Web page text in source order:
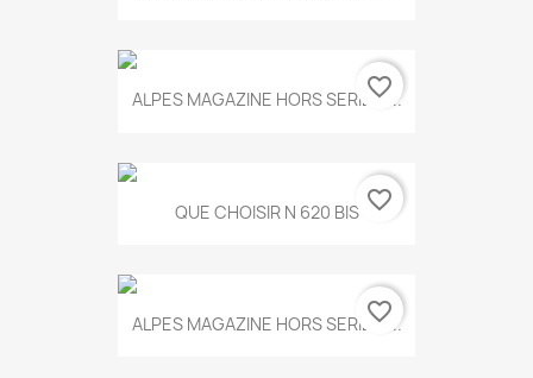
ALPES MAGAZINE HORS SERIE N...
favorite_border
QUE CHOISIR N 620 BIS favorite_border
ALPES MAGAZINE HORS SERIE N...
favorite_border